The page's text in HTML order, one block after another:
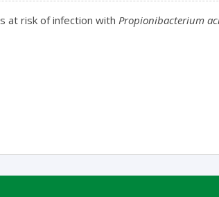
at risk of infection with Propionibacterium